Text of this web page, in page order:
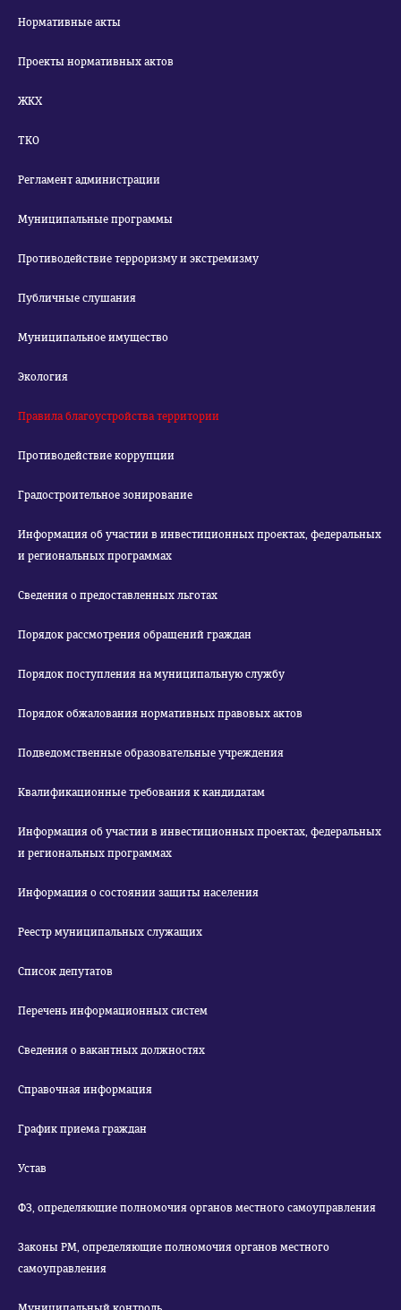
Нормативные акты
Проекты нормативных актов
ЖКХ
ТКО
Регламент администрации
Муниципальные программы
Противодействие терроризму и экстремизму
Публичные слушания
Муниципальное имущество
Экология
Правила благоустройства территории
Противодействие коррупции
Градостроительное зонирование
Информация об участии в инвестиционных проектах, федеральных
и региональных программах
Сведения о предоставленных льготах
Порядок рассмотрения обращений граждан
Порядок поступления на муниципальную службу
Порядок обжалования нормативных правовых актов
Подведомственные образовательные учреждения
Квалификационные требования к кандидатам
Информация об участии в инвестиционных проектах, федеральных
и региональных программах
Информация о состоянии защиты населения
Реестр муниципальных служащих
Список депутатов
Перечень информационных систем
Сведения о вакантных должностях
Справочная информация
График приема граждан
Устав
ФЗ, определяющие полномочия органов местного самоуправления
Законы РМ, определяющие полномочия органов местного
самоуправления